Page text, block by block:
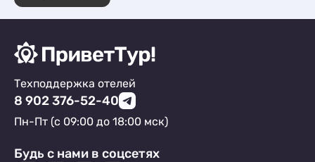
Техподдержка отелей
8 902 376-52-40
Пн-Пт (с 09:00 до 18:00 мск)
Будь с нами в соцсетях